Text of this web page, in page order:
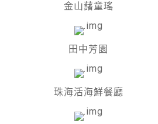
金山藷童瑤
田中芳園
珠海活海鮮餐廳